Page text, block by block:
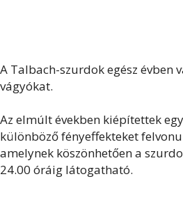
A Talbach-szurdok egész évben
vágyókat.
Az elmúlt években kiépítettek
különböző fényeffekteket
amelynek köszönhetően a
24.00 óráig látogatható.